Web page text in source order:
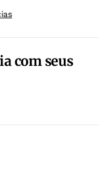
com seus